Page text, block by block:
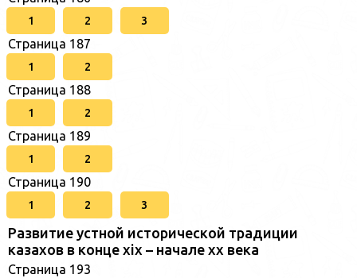
1 2 3
Страница 187
1 2
Страница 188
1 2
Страница 189
1 2
Страница 190
1 2 3
Развитие устной исторической традиции
казахов в конце xіх – начале хх века
Страница 193